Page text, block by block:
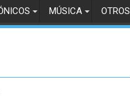
MÚSICA OTROS